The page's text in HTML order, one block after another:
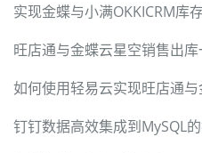
实现金蝶与小满OKKICRM库
旺店通与金蝶云星空销售出
如何使用轻易云实现旺店通
钉钉数据高效集成到MySQL